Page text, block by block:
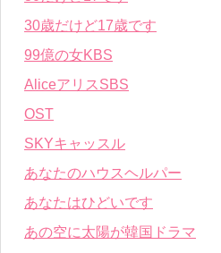
30歳だけど17歳です
99億の女KBS
AliceアリスSBS
OST
SKYキャッスル
あなたのハウスヘルパー
あなたはひどいです
あの空に太陽が韓国ドラマ